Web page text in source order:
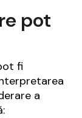
pot
fi
a